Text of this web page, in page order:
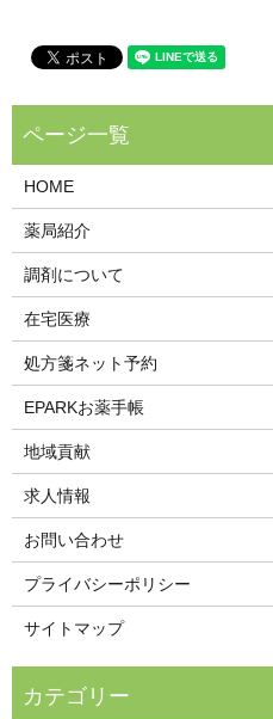
HOME
薬局紹介
調剤について
在宅医療
処方箋ネット予約
EPARKお薬手帳
地域貢献
求人情報
お問い合わせ
プライバシーポリシー
サイトマップ